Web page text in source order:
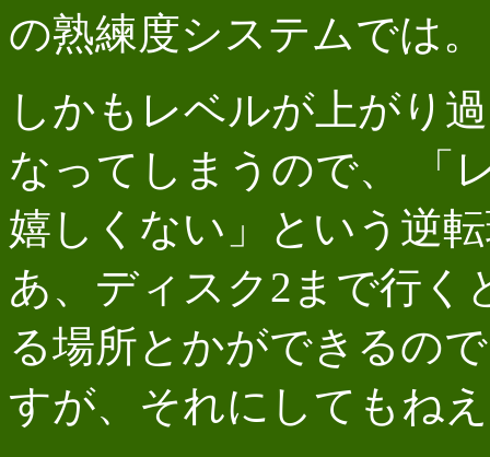
の熟練度システムでは。
しかもレベルが上がり
なってしまうので、 「
嬉しくない」という逆
あ、ディスク2まで行く
る場所とかができるの
すが、それにしてもね